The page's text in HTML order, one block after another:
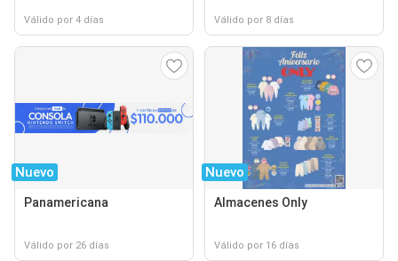
Válido por 4 días Válido por 8 días
Nuevo
Panamericana
Válido por 26 días
Nuevo
Almacenes Only
Válido por 16 días